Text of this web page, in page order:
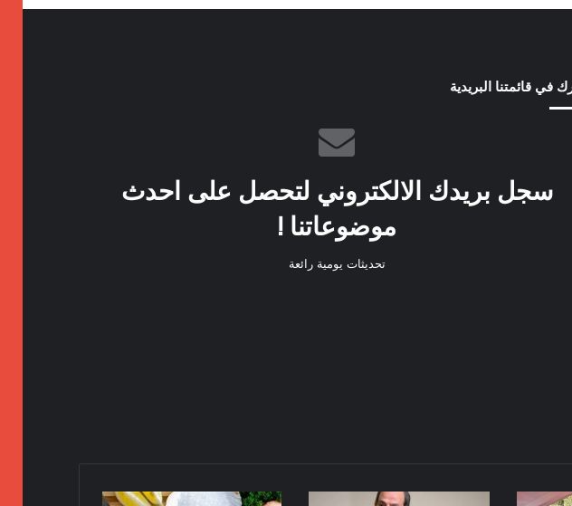
في قائمتنا البريدية
سجل بريدك الالكتروني لتحصل على احدث
موضوعاتنا !
تحديثات يومية رائعة
أسعار